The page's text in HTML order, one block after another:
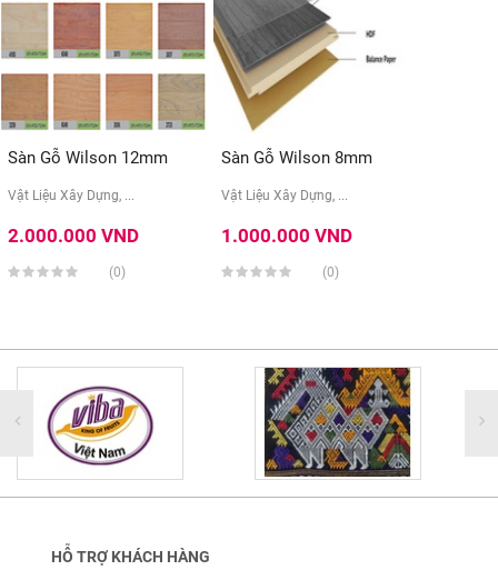
Sàn Gỗ Wilson 12mm
Vật Liệu Xây Dựng, ...
2.000.000 VND
(0)
Sàn Gỗ Wilson 8mm
Vật Liệu Xây Dựng, ...
1.000.000 VND
(0)
HỖ TRỢ KHÁCH HÀNG